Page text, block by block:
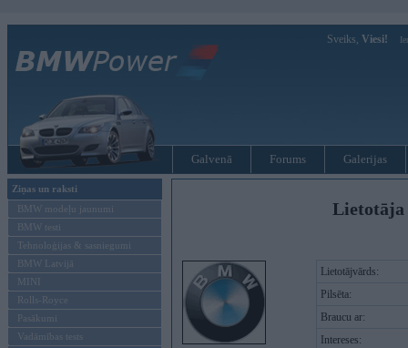
Sveiks, Viesi!
Galvenā Forums Galerijas
Ziņas un raksti
BMW modeļu jaunumi
BMW testi
Tehnoloģijas & sasniegumi
BMW Latvijā
MINI
Rolls-Royce
Pasākumi
Vadāmības tests
Lietotāja
Lietotājvārds:
Pilsēta:
Braucu ar:
Intereses: